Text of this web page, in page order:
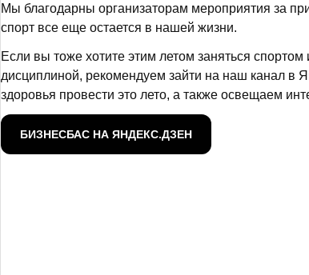
Мы благодарны организаторам мероприятия за
спорт все еще остается в нашей жизни.
Если вы тоже хотите этим летом заняться
дисциплиной, рекомендуем зайти на наш канал в
здоровья провести это лето, а также освещаем
БИЗНЕСБАС НА ЯНДЕКС.ДЗЕН